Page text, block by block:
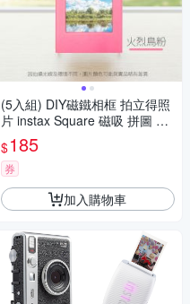
(5入組) DIY磁鐵相框 拍立得照
片 instax Square 磁吸 拼圖 筆
筒 造型相框 冰箱貼 evo
$185
券
加入購物車